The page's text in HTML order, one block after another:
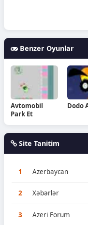
Benzer Oyunlar
Avtomobil
Park Et
Dodo
Site Tanitim
1 Azerbaycan
2 Xəbərlər
3 Azeri Forum